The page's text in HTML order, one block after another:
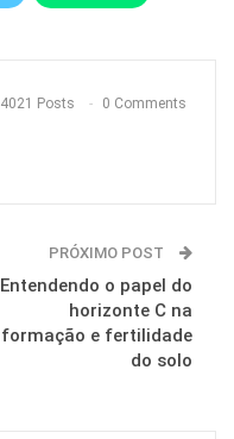
4021 Posts 0 Comments
PRÓXIMO POST
Entendendo o papel do
horizonte C na
formação e fertilidade
do solo